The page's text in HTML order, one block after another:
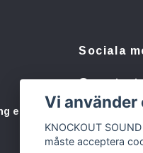
eller
Sociala
Facebook
Instagram
Vi använder
KNOCKOUT
måste acceptera